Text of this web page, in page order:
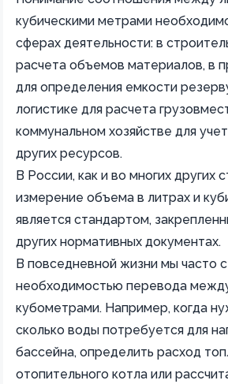
кубическими метрами
сферах деятельности: в
расчета объемов материалов, в
для определения емкости
логистике для расчета
коммунальном хозяйстве для
других ресурсов.
В России, как и во многих других
измерение объема в литрах и
является стандартом,
других нормативных документах.
В повседневной жизни мы часто
необходимостью перевода
кубометрами. Например, когда
сколько воды потребуется для
бассейна, определить расход
отопительного котла или